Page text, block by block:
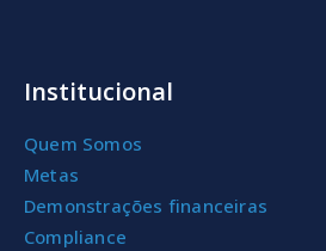
Institucional
Quem Somos
Metas
Demonstrações financeiras
Compliance